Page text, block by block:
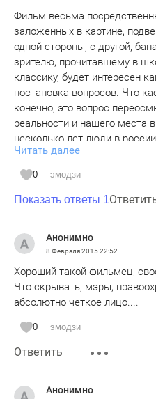
Фильм весьма
заложенных в картине,
одной стороны, с другой,
зрителю, прочитавшему в
классику, будет интересен
постановка вопросов. Что
конечно, это вопрос
реальности и нашего места
несколько лет люди в
жизнь обделила, - не сильно
существования, тк проще
События на Украине,
отношения к восприятию
напрямую. И в этом смысле
во внутрение терзания
Читать далее
0 эмодзи
Показать ответы 1
Анонимно
8 Февраля 201522:52
Хороший такой фильмец,
Что скрывать, мэры,
абсолютно четкое лицо....
0 эмодзи
Ответить
Анонимно